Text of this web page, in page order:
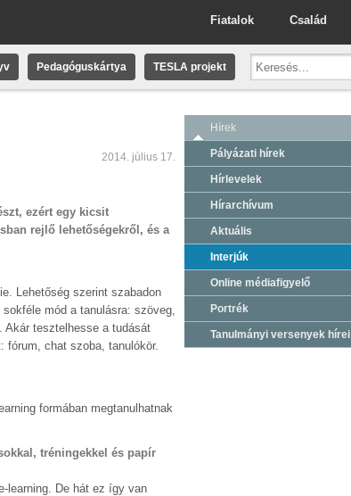
Család
Fiatalok
Pedagóguskártya TESLA projekt
2014. július 17.
ezért egy kicsit
rejlő lehetőségekről, és a
Lehetőség szerint szabadon
mód a tanulásra: szöveg,
Akár tesztelhesse a tudását
fórum, chat szoba, tanulókör.
formában megtanulhatnak
tréningekkel és papír
learning. De hát ez így van
Hírek
Pályázati hírek
Hírlevelek
Hírarchívum
Aktuális
Interjúk
Online médiafigyelő
Portrék
Tanulmányi versenyek hírei